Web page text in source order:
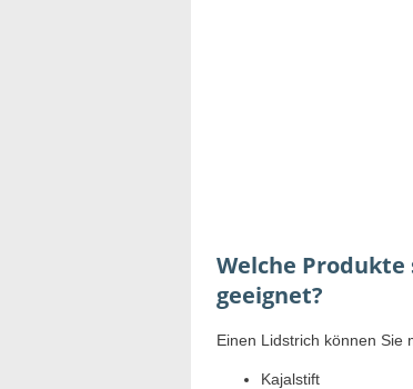
Welche
geeignet?
Einen Lidstrich können Sie
Kajalstift